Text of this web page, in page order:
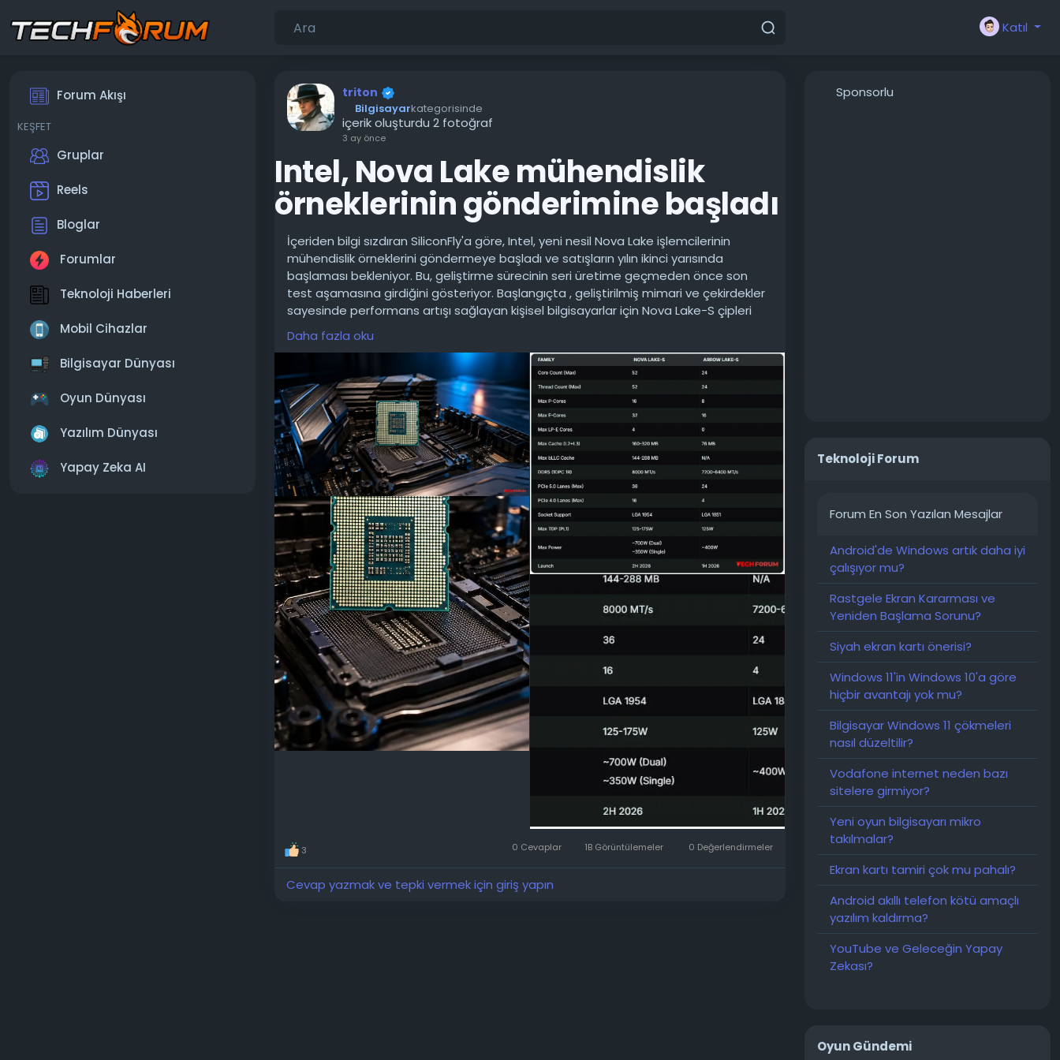
Katıl
Forum Akışı
KEŞFET
Gruplar
Reels
Bloglar
Forumlar
Teknoloji Haberleri
Mobil Cihazlar
Bilgisayar Dünyası
Oyun Dünyası
Yazılım Dünyası
Yapay Zeka AI
triton
Bilgisayarkategorisinde
içerik oluşturdu 2 fotoğraf
3 ay önce
Intel, Nova Lake mühendislik
örneklerinin gönderimine başladı
İçeriden bilgi sızdıran SiliconFly'a göre, Intel, yeni nesil Nova Lake işlemcilerinin
mühendislik örneklerini göndermeye başladı ve satışların yılın ikinci yarısında
başlaması bekleniyor. Bu, geliştirme sürecinin seri üretime geçmeden önce son
test aşamasına girdiğini gösteriyor. Başlangıçta , geliştirilmiş mimari ve çekirdekler
sayesinde performans artışı sağlayan kişisel bilgisayarlar için Nova Lake-S çipleri
piyasaya sürülecek.
Daha önce Nova Lake işlemcilerinin bir veya iki işlem birimiyle geleceği bildirilmişti.
Birincisi 28 çekirdeğe kadar, ikincisi ise en fazla 52 çekirdeğe kadar destek
sunacaktı.
Sızan bilgilere göre, Nova Lake iki farklı varyantta piyasaya sürülecek: tek işlem
birimiyle (28 çekirdeğe kadar) ve iki işlem birimiyle (52 çekirdeğe kadar).
Karşılaştırma yapmak gerekirse, mevcut Arrow Lake-S nesli 24 çekirdekle sınırlıdır.
Amiral gemisi modelleri çekirdek sayısını iki katından fazla artıracak ve bu da çok
çekirdekli performansta iki kat artış sağlayacak. Ayrıca, önceki nesillere göre tek iş
parçacıklı iş yüklerinde %20'lik bir iyileşme bekleniyor.
Intel ayrıca önbellek belleğini de önemli ölçüde artırıyor. Tek bloklu modellerin 144
MB'a kadar, çift bloklu modellerin ise 288 MB'a kadar önbellek kapasitesine sahip
olması bekleniyor. Bu, oyunların AMD Ryzen X3D işlemcilerine benzer şekilde daha
büyük önbellekleri daha verimli bir şekilde kullanmasını sağlayacak.
Büyük ölçekli önbellekleme sistemleri, 3D V-Cache teknolojisiyle doğrudan rekabet
halindedir.
Intel, çekirdek sayısını artırmanın yanı sıra, kaynak yoğun görevlerde ve oyunlarda
performansı iyileştirmek için önbellek yapısına da odaklandı. Nova Lake, her iki işlem
birimi (CU) modeli için de bLLC (Büyük Son Seviye Önbellek) konseptini tanıttı. Tek
CU'lu modellerde 144 MB'a kadar önbellek bulunurken, çift CU'lu modellerde 288
MB'a kadar önbellek bulunacak.
Genişletilmiş önbellek, şu anda 3D V-Cache teknolojisi sayesinde oyun
rekabete doğru atılmış bir adım olarak görülüyor. bLLC sayesinde, profesyonel
uygulamalar ve video oyunları veri erişim gecikmesini önemli ölçüde azaltacak,
böylece kare hızı kararlılığını ve genel işlem hızını artıracaktır.
Daha fazla oku
3 0 Cevaplar 1B Görüntülemeler 0 Değerlendirmeler
Cevap yazmak ve tepki vermek için giriş yapın
Sponsorlu
Teknoloji Forum
Forum En Son Yazılan Mesajlar
Android'de Windows artık daha iyi
çalışıyor mu?
Rastgele Ekran Kararması ve
Yeniden Başlama Sorunu?
Siyah ekran kartı önerisi?
Windows 11'in Windows 10'a göre
hiçbir avantajı yok mu?
Bilgisayar Windows 11 çökmeleri
nasıl düzeltilir?
Vodafone internet neden bazı
sitelere girmiyor?
Yeni oyun bilgisayarı mikro
takılmalar?
Ekran kartı tamiri çok mu pahalı?
Android akıllı telefon kötü amaçlı
yazılım kaldırma?
YouTube ve Geleceğin Yapay
Zekası?
Oyun Gündemi